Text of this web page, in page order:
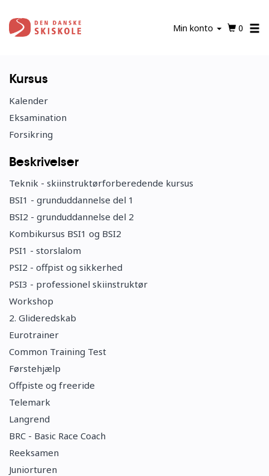
hovedindhold
Min konto 0
Kursus
Kalender
Eksamination
Forsikring
Beskrivelser
Teknik - skiinstruktørforberedende kursus
BSI1 - grunduddannelse del 1
BSI2 - grunduddannelse del 2
Kombikursus BSI1 og BSI2
PSI1 - storslalom
PSI2 - offpist og sikkerhed
PSI3 - professionel skiinstruktør
Workshop
2. Glideredskab
Eurotrainer
Common Training Test
Førstehjælp
Offpiste og freeride
Telemark
Langrend
BRC - Basic Race Coach
Reeksamen
Juniorturen